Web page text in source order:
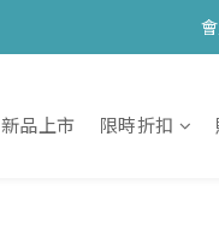
新品上市 限時折扣